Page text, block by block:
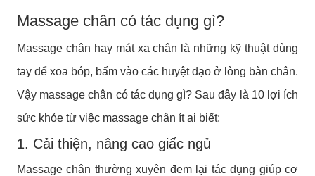
Massage chân có tác dụng gì?
Massage chân hay mát xa chân là những kỹ thuật dùng
tay để xoa bóp, bấm vào các huyệt đạo ở lòng bàn chân.
Vậy massage chân có tác dụng gì? Sau đây là 10 lợi ích
sức khỏe từ việc massage chân ít ai biết:
1. Cải thiện, nâng cao giấc ngủ
Massage chân thường xuyên đem lại tác dụng giúp cơ